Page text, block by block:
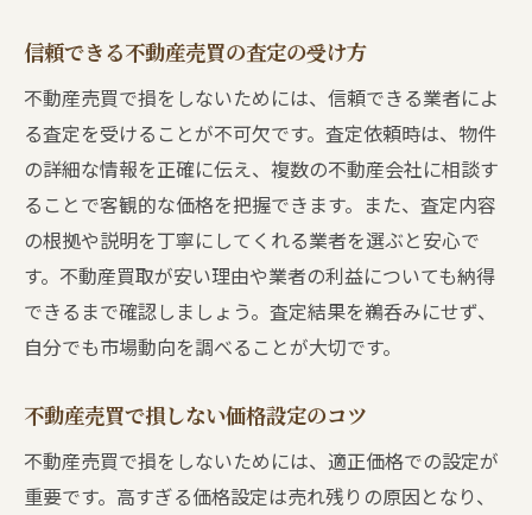
信頼できる不動産売買の査定の受け方
不動産売買で損をしないためには、信頼できる業者によ
る査定を受けることが不可欠です。査定依頼時は、物件
の詳細な情報を正確に伝え、複数の不動産会社に相談す
ることで客観的な価格を把握できます。また、査定内容
の根拠や説明を丁寧にしてくれる業者を選ぶと安心で
す。不動産買取が安い理由や業者の利益についても納得
できるまで確認しましょう。査定結果を鵜呑みにせず、
自分でも市場動向を調べることが大切です。
不動産売買で損しない価格設定のコツ
不動産売買で損をしないためには、適正価格での設定が
重要です。高すぎる価格設定は売れ残りの原因となり、